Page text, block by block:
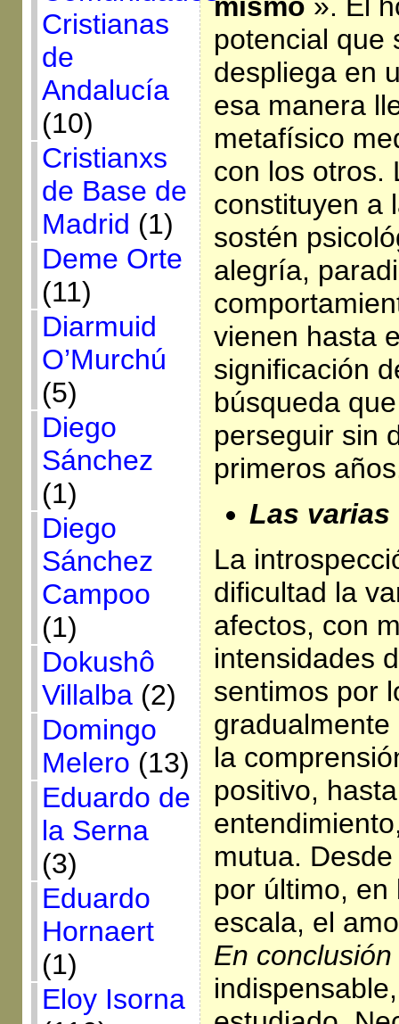
Cristianas
de
Andalucía
(10)
Cristianxs
de Base de
Madrid (1)
Deme Orte
(11)
Diarmuid
O’Murchú
(5)
Diego
Sánchez
(1)
Diego
Sánchez
Campoo
(1)
Dokushô
Villalba(2)
Domingo
Melero (13)
Eduardo de
la Serna
(3)
Eduardo
Hornaert
(1)
Eloy Isorna
mismo ». El
potencial que
despliega en
esa manera
metafísico
con los otros.
constituyen a
sostén
alegría,
vienen hasta
significación
búsqueda
perseguir sin
primeros
Las varias
La
dificultad la
afectos, con
intensidades
sentimos por
la
positivo,
mutua.
por último, en
escala, el
En conclusión